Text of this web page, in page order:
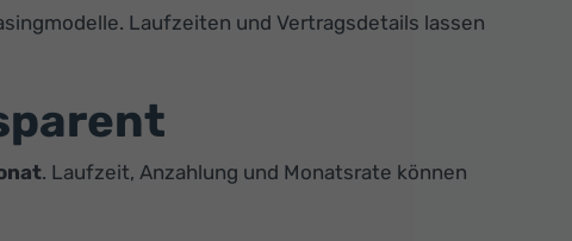
Laufzeiten und Vertragsdetails lassen
. Laufzeit, Anzahlung und Monatsrate können